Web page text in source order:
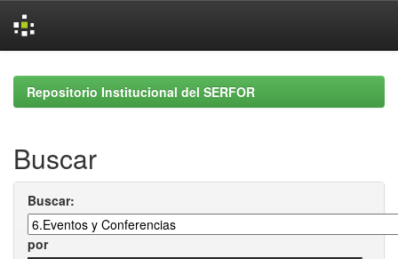
navigationRepositorio Institucional del SERFOR
Buscar
Buscar:
por